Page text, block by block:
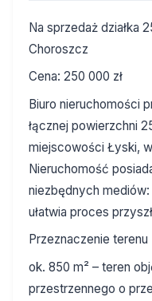
Na sprzedaż działka
Choroszcz
Cena: 250 000 zł
Biuro nieruchomości
łącznej powierzchni
miejscowości Łyski,
Nieruchomość
niezbędnych
ułatwia proces
Przeznaczenie
ok. 850 m² – teren
przestrzennego o